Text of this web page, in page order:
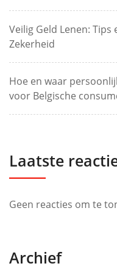
Veilig Geld Lenen: Tips
Zekerheid
Hoe en waar
voor Belgische
Laatste
Geen reacties om te
Archief